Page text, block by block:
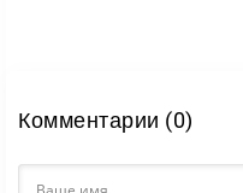
Комментарии (0)